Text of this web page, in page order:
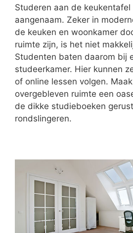
Studeren aan de keukentafel
aangenaam. Zeker in
de keuken en woonkamer
ruimte zijn, is het niet
Studenten baten daarom bij
studeerkamer. Hier kunnen
of online lessen volgen.
overgebleven ruimte een
de dikke studieboeken
rondslingeren.